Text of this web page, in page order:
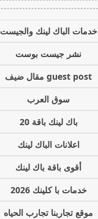
خدمات الباك لينك والجيست
نشر جيست بوست
guest post مقال ضيف
سوق العرب
باك لينك باقة 20
اعلانات الباك لينك
أقوى باقة باك لينك
خدمات با كلينك 2026
موقع تجاربنا تجارب الحياه